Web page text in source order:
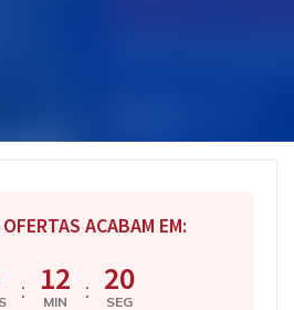
ACABAM EM:
: 12
MIN : 19
SEG